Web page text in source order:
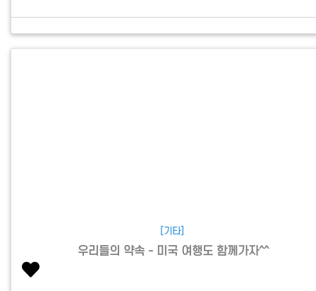
[기타]
우리들의 약속 - 미국 여행도 함께가자^^